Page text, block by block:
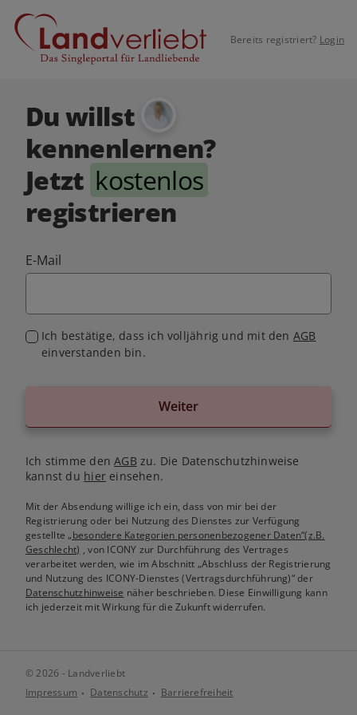
Bereits registriert? Login
Du willst
kennenlernen?
Jetzt kostenlos
registrieren
E-Mail
Ich bestätige, dass ich volljährig und mit den AGB
einverstanden bin.
Weiter
Ich stimme denAGB zu. Die Datenschutzhinweise
kannst du hiereinsehen.
Mit der Absendung willige ich ein, dass von mir bei der
Registrierung oder bei Nutzung des Dienstes zur Verfügung
gestellte„besondere Kategorien personenbezogener Daten“(z.B.
Geschlecht) , von ICONY zur Durchführung des Vertrages
verarbeitet werden, wie im Abschnitt „Abschluss der Registrierung
und Nutzung des ICONY-Dienstes (Vertragsdurchführung)“ der
Datenschutzhinweise näher beschrieben. Diese Einwilligung kann
ich jederzeit mit Wirkung für die Zukunft widerrufen.
© 2026 - Landverliebt
Impressum
Datenschutz Barrierefreiheit